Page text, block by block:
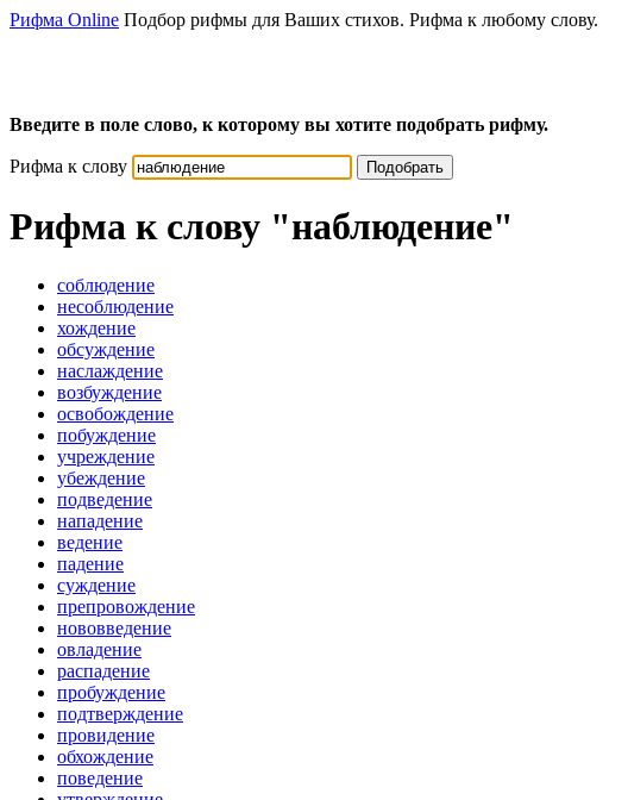
Рифма Online Подбор рифмы для Ваших стихов. Рифма к любому слову.
Введите в поле слово, к которому вы хотите подобрать рифму.
Рифма к слову Подобрать
Рифма к слову "наблюдение"
соблюдение
несоблюдение
хождение
обсуждение
наслаждение
возбуждение
освобождение
побуждение
учреждение
убеждение
подведение
нападение
ведение
падение
суждение
препровождение
нововведение
овладение
распадение
пробуждение
подтверждение
провидение
обхождение
поведение